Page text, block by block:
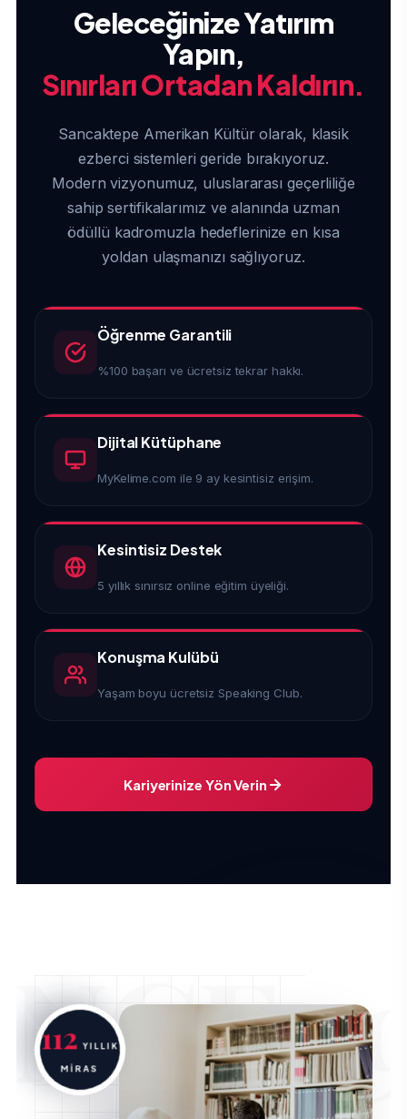
Geleceğinize Yatırım
Yapın,
Sınırları Ortadan Kaldırın.
Sancaktepe Amerikan Kültür olarak, klasik
ezberci sistemleri geride bırakıyoruz.
Modern vizyonumuz, uluslararası geçerliliğe
sahip sertifikalarımız ve alanında uzman
ödüllü kadromuzla hedeflerinize en kısa
yoldan ulaşmanızı sağlıyoruz.
Öğrenme Garantili
%100 başarı ve ücretsiz tekrar hakkı.
Dijital Kütüphane
MyKelime.com ile 9 ay kesintisiz erişim.
Kesintisiz Destek
5 yıllık sınırsız online eğitim üyeliği.
Konuşma Kulübü
Yaşam boyu ücretsiz Speaking Club.
Kariyerinize Yön Verin
112 YILLIK
MİRAS